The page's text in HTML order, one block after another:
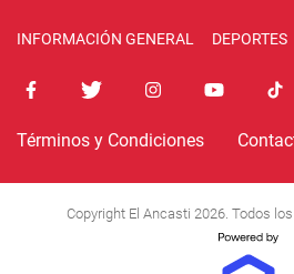
INFORMACIÓN GENERAL DEPORTES
Términos y Condiciones
Copyright El Ancasti 2026. Todos